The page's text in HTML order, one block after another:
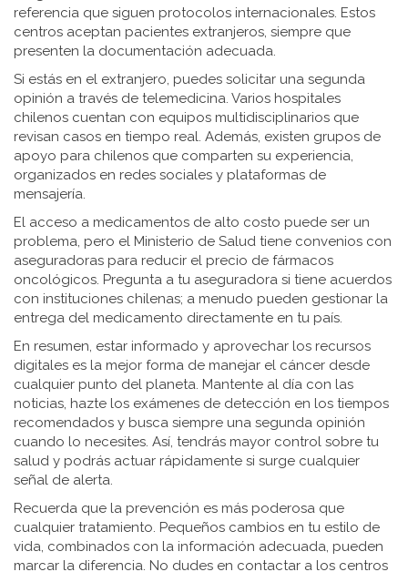
referencia que siguen protocolos internacionales. Estos
centros aceptan pacientes extranjeros, siempre que
presenten la documentación adecuada.
Si estás en el extranjero, puedes solicitar una segunda
opinión a través de telemedicina. Varios hospitales
chilenos cuentan con equipos multidisciplinarios que
revisan casos en tiempo real. Además, existen grupos de
apoyo para chilenos que comparten su experiencia,
organizados en redes sociales y plataformas de
mensajería.
El acceso a medicamentos de alto costo puede ser un
problema, pero el Ministerio de Salud tiene convenios con
aseguradoras para reducir el precio de fármacos
oncológicos. Pregunta a tu aseguradora si tiene acuerdos
con instituciones chilenas; a menudo pueden gestionar la
entrega del medicamento directamente en tu país.
En resumen, estar informado y aprovechar los recursos
digitales es la mejor forma de manejar el cáncer desde
cualquier punto del planeta. Mantente al día con las
noticias, hazte los exámenes de detección en los tiempos
recomendados y busca siempre una segunda opinión
cuando lo necesites. Así, tendrás mayor control sobre tu
salud y podrás actuar rápidamente si surge cualquier
señal de alerta.
Recuerda que la prevención es más poderosa que
cualquier tratamiento. Pequeños cambios en tu estilo de
vida, combinados con la información adecuada, pueden
marcar la diferencia. No dudes en contactar a los centros